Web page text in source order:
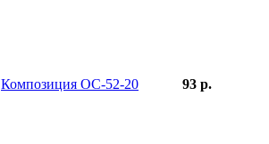
Композиция ОС-52-20 93 р.